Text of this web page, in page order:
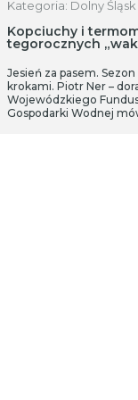
Kategoria: Dolny Śląsk
Kopciuchy i
tegorocznych
Jesień za pasem.
krokami. Piotr Ner –
Wojewódzkiego
Gospodarki Wodnej